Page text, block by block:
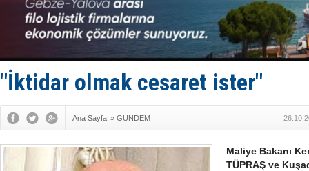
LNG
PROYAD,
Türkiye-
Türk
Deniz
"İktidar olmak cesaret ister"
Ana Sayfa » GÜNDEM
Maliye Bakanı
TÜPRAŞ ve